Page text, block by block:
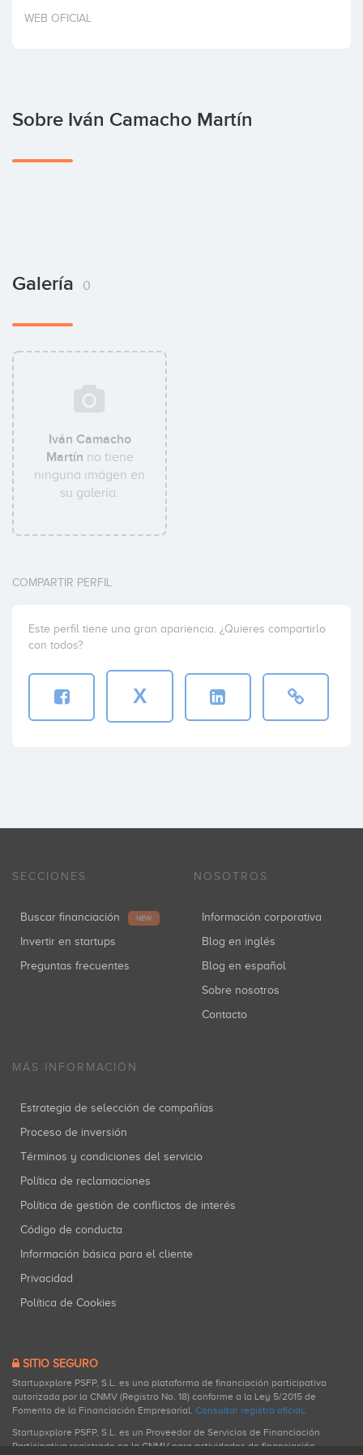
Invertir
WEB OFICIAL
Sobre Iván Camacho Martín
Galería 0
Iván Camacho
Martín no tiene
ninguna imágen en
su galería.
COMPARTIR PERFIL
Este perfil tiene una gran apariencia. ¿Quieres compartirlo
con todos?
X
SECCIONES
Buscar financiación NEW
Invertir en startups
Preguntas frecuentes
NOSOTROS
Información corporativa
Blog en inglés
Blog en español
Sobre nosotros
Contacto
MÁS INFORMACIÓN
Estrategia de selección de compañías
Proceso de inversión
Términos y condiciones del servicio
Política de reclamaciones
Política de gestión de conflictos de interés
Código de conducta
Información básica para el cliente
Privacidad
Política de Cookies
SITIO SEGURO
Startupxplore PSFP, S.L. es una plataforma de financiación participativa
autorizada por la CNMV (Registro No. 18) conforme a la Ley 5/2015 de
Fomento de la Financiación Empresarial. Consultar registro oficial.
Startupxplore PSFP, S.L. es un Proveedor de Servicios de Financiación
Participativa registrado en la CNMV para actividades de financiación